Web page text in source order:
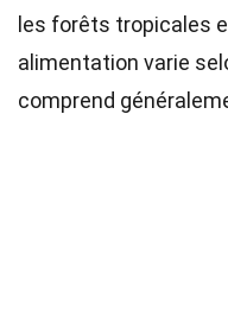
les forêts tropicales
alimentation varie
comprend